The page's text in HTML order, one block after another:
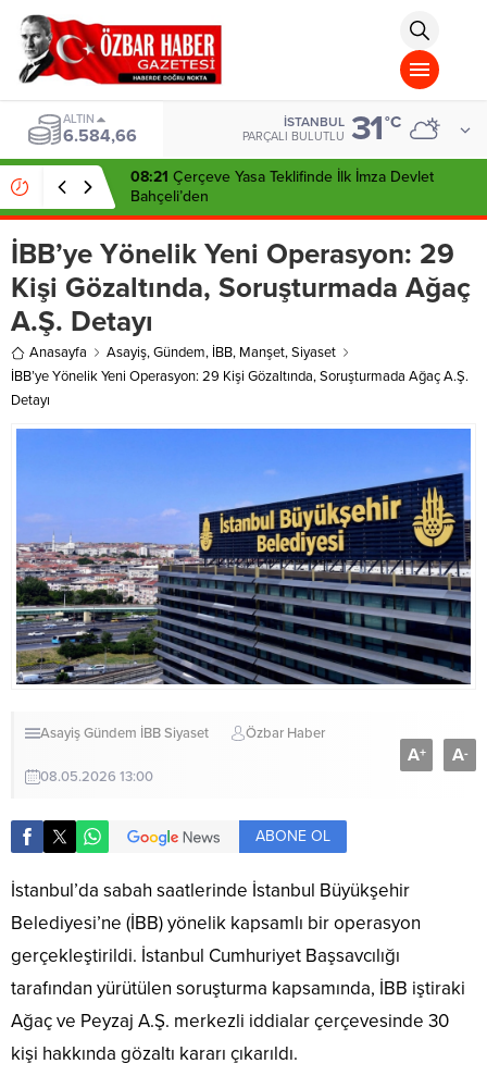
islami
chat
omegla
türk
sohbet
cinsel
sohbet
dini
chat
ALTIN
6.584,66
İSTANBUL
PARÇALI BULUTLU 31°C
08:21 Çerçeve Yasa Teklifinde İlk İmza Devlet
Bahçeli’den
İBB’ye Yönelik Yeni Operasyon: 29
Kişi Gözaltında, Soruşturmada Ağaç
A.Ş. Detayı
Anasayfa Asayiş,Gündem, İBB, Manşet,Siyaset
İBB’ye Yönelik Yeni Operasyon: 29 Kişi Gözaltında, Soruşturmada Ağaç A.Ş.
Detayı
AsayişGündem İBBSiyaset Özbar Haber
08.05.2026 13:00
A+ A-
ABONE OL
İstanbul’da sabah saatlerinde İstanbul Büyükşehir
Belediyesi’ne (İBB) yönelik kapsamlı bir operasyon
gerçekleştirildi. İstanbul Cumhuriyet Başsavcılığı
tarafından yürütülen soruşturma kapsamında, İBB iştiraki
Ağaç ve Peyzaj A.Ş. merkezli iddialar çerçevesinde 30
kişi hakkında gözaltı kararı çıkarıldı.